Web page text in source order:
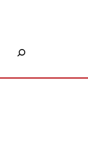
Zoeken